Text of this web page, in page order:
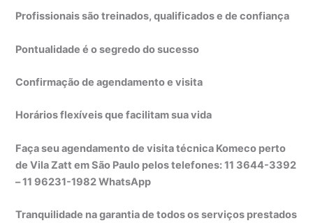
Profissionais são treinados, qualificados e de confiança
Pontualidade é o segredo do sucesso
Confirmação de agendamento e visita
Horários flexíveis que facilitam sua vida
Faça seu agendamento de visita técnica Komeco perto
de Vila Zatt em São Paulo pelos telefones: 11 3644-3392
– 11 96231-1982 WhatsApp
Tranquilidade na garantia de todos os serviços prestados